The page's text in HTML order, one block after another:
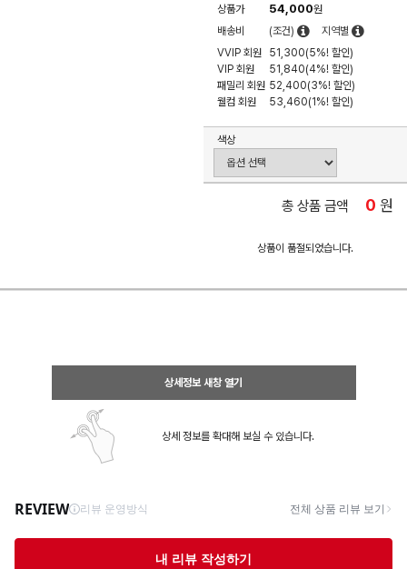
상품가 54,000원
배송비
(조건)
지역별
VVIP 회원
51,300(5%! 할인)
VIP 회원
51,840(4%! 할인)
패밀리 회원 52,400(3%! 할인)
웰컴 회원
53,460(1%! 할인)
색상
총 상품 금액 0 원
상품이 품절되었습니다.
상세정보 새창 열기
상세 정보를 확대해 보실 수 있습니다.